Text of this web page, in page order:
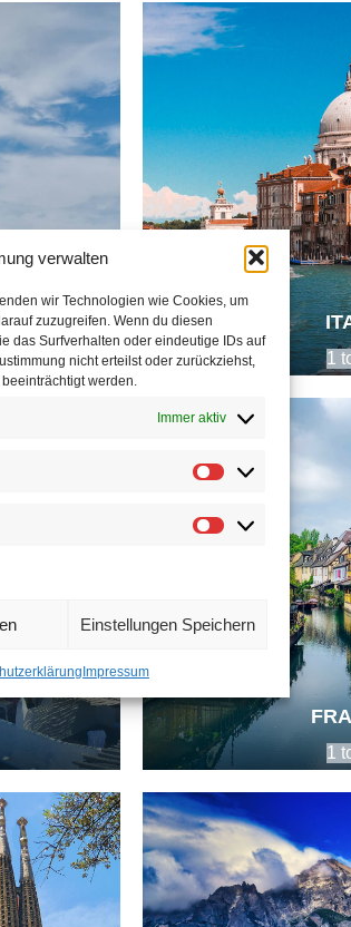
verwalten
wir Technologien wie Cookies, um
zuzugreifen. Wenn du diesen
das Surfverhalten oder eindeutige IDs auf
nicht erteilst oder zurückziehst,
werden.
Immer aktiv
Einstellungen Speichern
Impressum
1
1